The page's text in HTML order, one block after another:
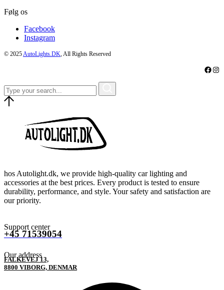
Følg os
Facebook
Instagram
© 2025AutoLights.DK, All Rights Reserved
hos Autolight.dk, we provide high-quality car lighting and
accessories at the best prices. Every product is tested to ensure
durability, performance, and style. Your safety and satisfaction are
our priority.
Support center
+45 71539054
Our address
FALKEVEJ 13,
8800 VIBORG, DENMAR